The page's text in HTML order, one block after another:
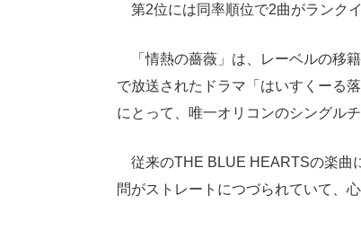
第2位には同率順位で2曲がランク
「情熱の薔薇」は、レーベルの移
で放送されたドラマ「はいすくーる
にとって、唯一オリコンのシングル
従来のTHE BLUE HEARTSの楽曲
問がストレートにつづられていて、